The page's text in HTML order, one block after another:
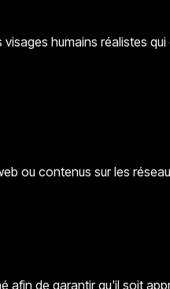
humains réalistes
ou contenus sur les
de garantir qu'il soit